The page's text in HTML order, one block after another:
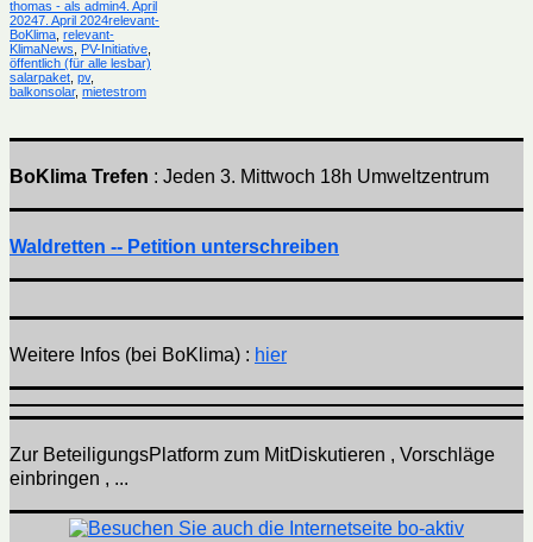
Autor
thomas - als adminVeröffentlicht
am
4. April
20247. April 2024Kategorien
relevant-
BoKlima relevant-
KlimaNews
PV-Initiative
öffentlich (für alle lesbar)
salarpaket pv,
balkonsolar, mietestrom
BoKlima Trefen : Jeden 3. Mittwoch 18h Umweltzentrum
Waldretten -- Petition unterschreiben
Weitere Infos (bei BoKlima) : hier
Zur BeteiligungsPlatform zum MitDiskutieren , Vorschläge
einbringen , ...